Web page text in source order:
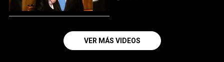
VER MÁS VIDEOS